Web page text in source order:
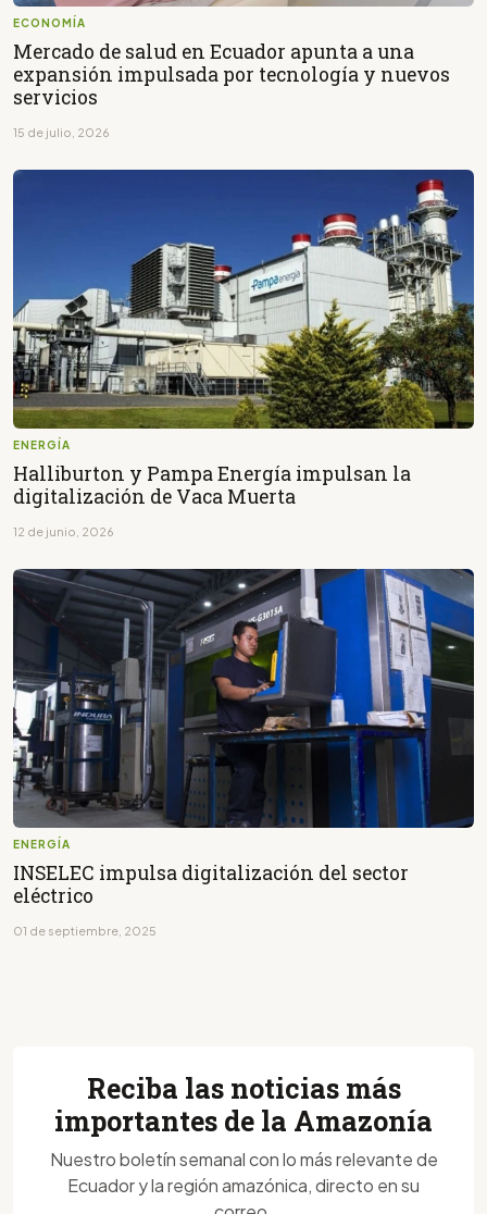
ECONOMÍA
Mercado de salud en Ecuador apunta a una
expansión impulsada por tecnología y nuevos
servicios
15 de julio, 2026
ENERGÍA
Halliburton y Pampa Energía impulsan la
digitalización de Vaca Muerta
12 de junio, 2026
ENERGÍA
INSELEC impulsa digitalización del sector
eléctrico
01 de septiembre, 2025
Reciba las noticias más
importantes de la Amazonía
Nuestro boletín semanal con lo más relevante de
Ecuador y la región amazónica, directo en su